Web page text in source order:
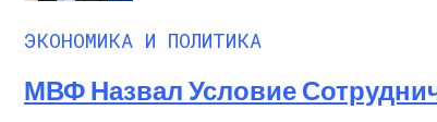
ЭКОНОМИКА И ПОЛИТИКА
МВФ Назвал Условие